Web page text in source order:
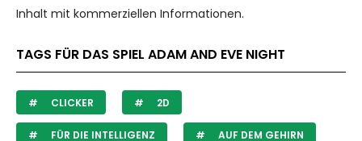
Inhalt mit kommerziellen Informationen.
TAGS FÜR DAS SPIEL ADAM AND EVE NIGHT
CLICKER 2D
FÜR DIE INTELLIGENZ AUF DEM GEHIRN